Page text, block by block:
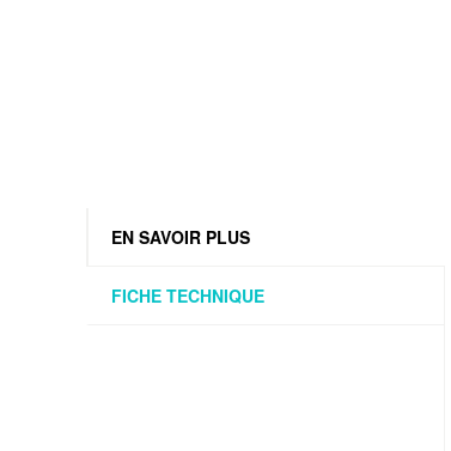
EN SAVOIR PLUS
FICHE TECHNIQUE